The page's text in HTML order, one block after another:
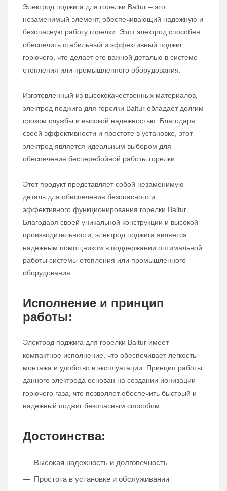
Электрод поджига для горелки Baltur – это
незаменимый элемент, обеспечивающий надежную и
безопасную работу горелки. Этот электрод способен
обеспечить стабильный и эффективный поджиг
горючего, что делает его важной деталью в системе
отопления или промышленного оборудования.
Изготовленный из высококачественных материалов,
электрод поджига для горелки Baltur обладает долгим
сроком службы и высокой надежностью. Благодаря
своей эффективности и простоте в установке, этот
электрод является идеальным выбором для
обеспечения бесперебойной работы горелки.
Этот продукт представляет собой незаменимую
деталь для обеспечения безопасного и
эффективного функционирования горелки Baltur.
Благодаря своей уникальной конструкции и высокой
производительности, электрод поджига является
надежным помощником в поддержании оптимальной
работы системы отопления или промышленного
оборудования.
Исполнение и принцип
работы:
Электрод поджига для горелки Baltur имеет
компактное исполнение, что обеспечивает легкость
монтажа и удобство в эксплуатации. Принцип работы
данного электрода основан на создании ионизации
горючего газа, что позволяет обеспечить быстрый и
надежный поджиг безопасным способом.
Достоинства:
Высокая надежность и долговечность
Простота в установке и обслуживании